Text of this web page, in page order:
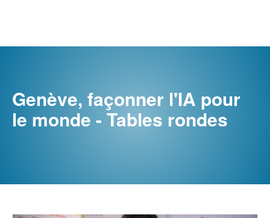
Genève, façonner l'IA pour
le monde - Tables rondes